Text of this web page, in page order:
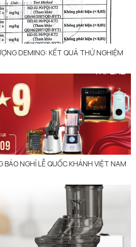
DEMING: KẾT QUẢ THỬ NGHIỆM
NGHỈ LỄ QUỐC KHÁNH VIỆT NAM